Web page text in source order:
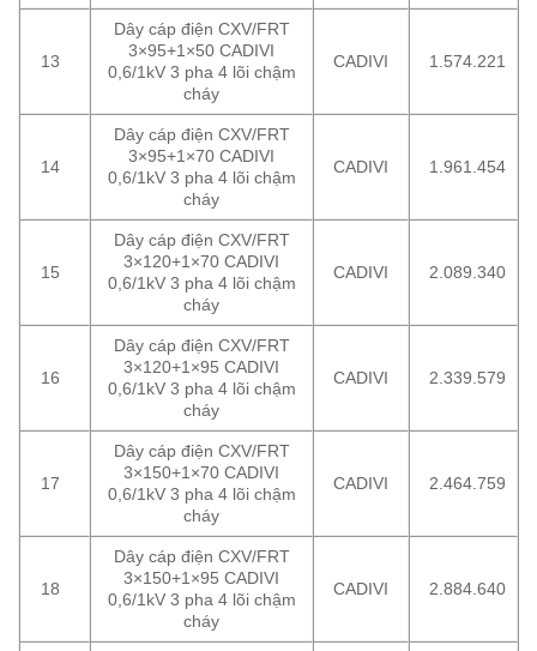
13
Dây cáp điện CXV/FRT
3×95+1×50 CADIVI
0,6/1kV 3 pha 4 lõi chậm
cháy
CADIVI 1.574.221
14
Dây cáp điện CXV/FRT
3×95+1×70 CADIVI
0,6/1kV 3 pha 4 lõi chậm
cháy
CADIVI 1.961.454
15
Dây cáp điện CXV/FRT
3×120+1×70 CADIVI
0,6/1kV 3 pha 4 lõi chậm
cháy
CADIVI 2.089.340
16
Dây cáp điện CXV/FRT
3×120+1×95 CADIVI
0,6/1kV 3 pha 4 lõi chậm
cháy
CADIVI 2.339.579
17
Dây cáp điện CXV/FRT
3×150+1×70 CADIVI
0,6/1kV 3 pha 4 lõi chậm
cháy
CADIVI 2.464.759
18
Dây cáp điện CXV/FRT
3×150+1×95 CADIVI
0,6/1kV 3 pha 4 lõi chậm
cháy
CADIVI 2.884.640